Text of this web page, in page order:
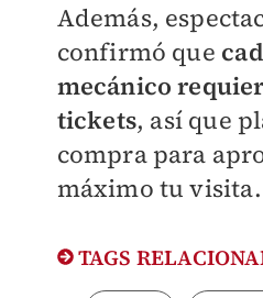
Además,
confirmó que
mecánico
tickets, así que
compra para
máximo tu visita.
TAGS